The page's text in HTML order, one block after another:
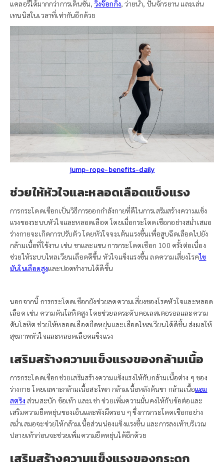
แคลอรี่ได้มากกว่าการเดินชัน, วิ่งจ๊อกกิ้ง, ว่ายน้ำ, ปั่นจักรยาน และเล่น
เทนนิสในเวลาที่เท่ากันอีกด้วย
jump-rope-benefits-daily
ช่วยให้หัวใจและหลอดเลือดแข็งแรง
การกระโดดเชือกเป็นวิธีการออกกำลังกายที่ดีในการเสริมสร้างความแข็ง
แรงของระบบหัวใจและหลอดเลือด โดยเมื่อกระโดดเชือกอย่างสม่ำเสมอ
ร่างกายจะเกิดการปรับตัว โดยหัวใจจะเต้นแรงขึ้นเพื่อสูบฉีดเลือดไปยัง
กล้ามเนื้อที่ใช้งาน เช่น ขาและแขน การกระโดดเชือก 100 ครั้งต่อเนื่อง
ช่วยให้ระบบไหลเวียนเลือดดีขึ้น หัวใจแข็งแรงขึ้น ลดความเสี่ยงโรคไข
มันในเลือดสูงและปอดทำงานได้ดีขึ้น
นอกจากนี้ การกระโดดเชือกยังช่วยลดความเสี่ยงของโรคหัวใจและหลอด
เลือด เช่น ความดันโลหิตสูง โดยช่วยลดระดับคอเลสเตอรอลและความ
ดันโลหิต ช่วยให้หลอดเลือดยืดหยุ่นและเลือดไหลเวียนได้ดีขึ้น ส่งผลให้
สุขภาพหัวใจและหลอดเลือดแข็งแรง
เสริมสร้างความแข็งแรงของกล้ามเนื้อ
การกระโดดเชือกช่วยเสริมสร้างความแข็งแรงให้กับกล้ามเนื้อต่าง ๆ ของ
ร่างกาย โดยเฉพาะกล้ามเนื้อสะโพก กล้ามเนื้อหลังต้นขา กล้ามเนื้อแฮม
สตริง ส่วนสะบัก ข้อเท้า และเข่า ช่วยเพิ่มความมั่นคงให้กับข้อต่อและ
เสริมความยืดหยุ่นของเอ็นและพังผืดรอบ ๆ ซึ่งการกระโดดเชือกอย่าง
สม่ำเสมอจะช่วยให้กล้ามเนื้อส่วนน่องแข็งแรงขึ้น และการลงเท้าบริเวณ
ปลายเท้าก่อนจะช่วยเพิ่มความยืดหยุ่นได้อีกด้วย
เสริมสร้างความแข็งแรงของกระดูก